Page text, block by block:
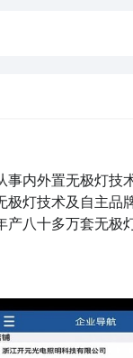
内外置无极灯技
灯技术及自主品
八十多万套无极